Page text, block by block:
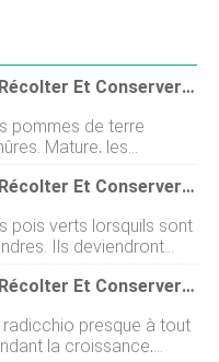
Comment Récolter Et Conserver Les Pommes De Terre
pommes de terre
les
terre pleine grandeur
pommes de terre de
principale sont
et stockées pour
culture principale sont
récoltées lorsque la
du feuillage supérieur
Comment Récolter Et Conserver Les Pois
pois verts lorsquils sont
Ils deviendront
sils sont laissés sur
longtemps. Les pois
suivant la récolte.
pois comestibles
Comment Récolter Et Conserver Le Radicchio
presque à tout
la croissance,